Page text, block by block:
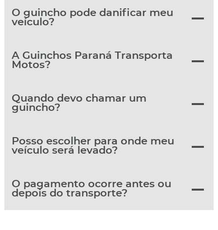
O guincho pode danificar meu
veículo?
A Guinchos Paraná Transporta
Motos?
Quando devo chamar um
guincho?
Posso escolher para onde meu
veículo será levado?
O pagamento ocorre antes ou
depois do transporte?